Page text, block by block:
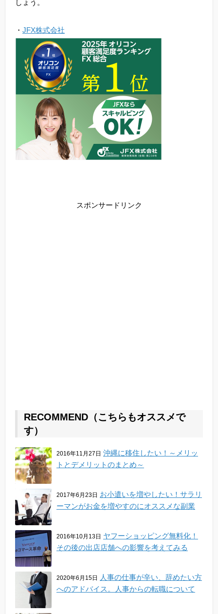
しょう。
・ JFX株式会社
スポンサードリンク
RECOMMEND（こちらもオススメで
す）
2016年11月27日 沖縄に移住したい！～メリッ
トとデメリットのまとめ～
2017年6月23日 お小遣いを増やしたい！サラリ
ーマンがお金を増やすのにオススメな副業
2016年10月13日 ヤフーショッピング無料化！
その後の出店店舗への影響を考えてみる
2020年6月15日
人事の仕事が辛い、辞めたい方
へのアドバイス。人事からの転職について